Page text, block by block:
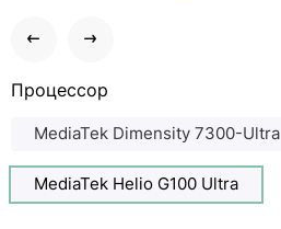
Процессор
MediaTek Dimensity 7300-Ultra
MediaTek Helio G100 Ultra